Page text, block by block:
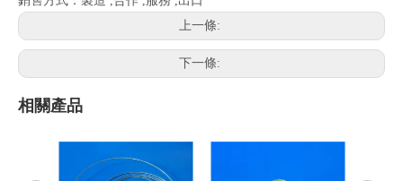
上一條:
下一條:
相關產品